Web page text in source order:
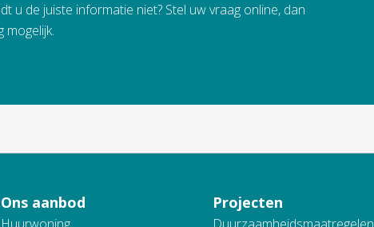
u de juiste informatie niet? Stel uw vraag online, dan
Ons aanbod Projecten